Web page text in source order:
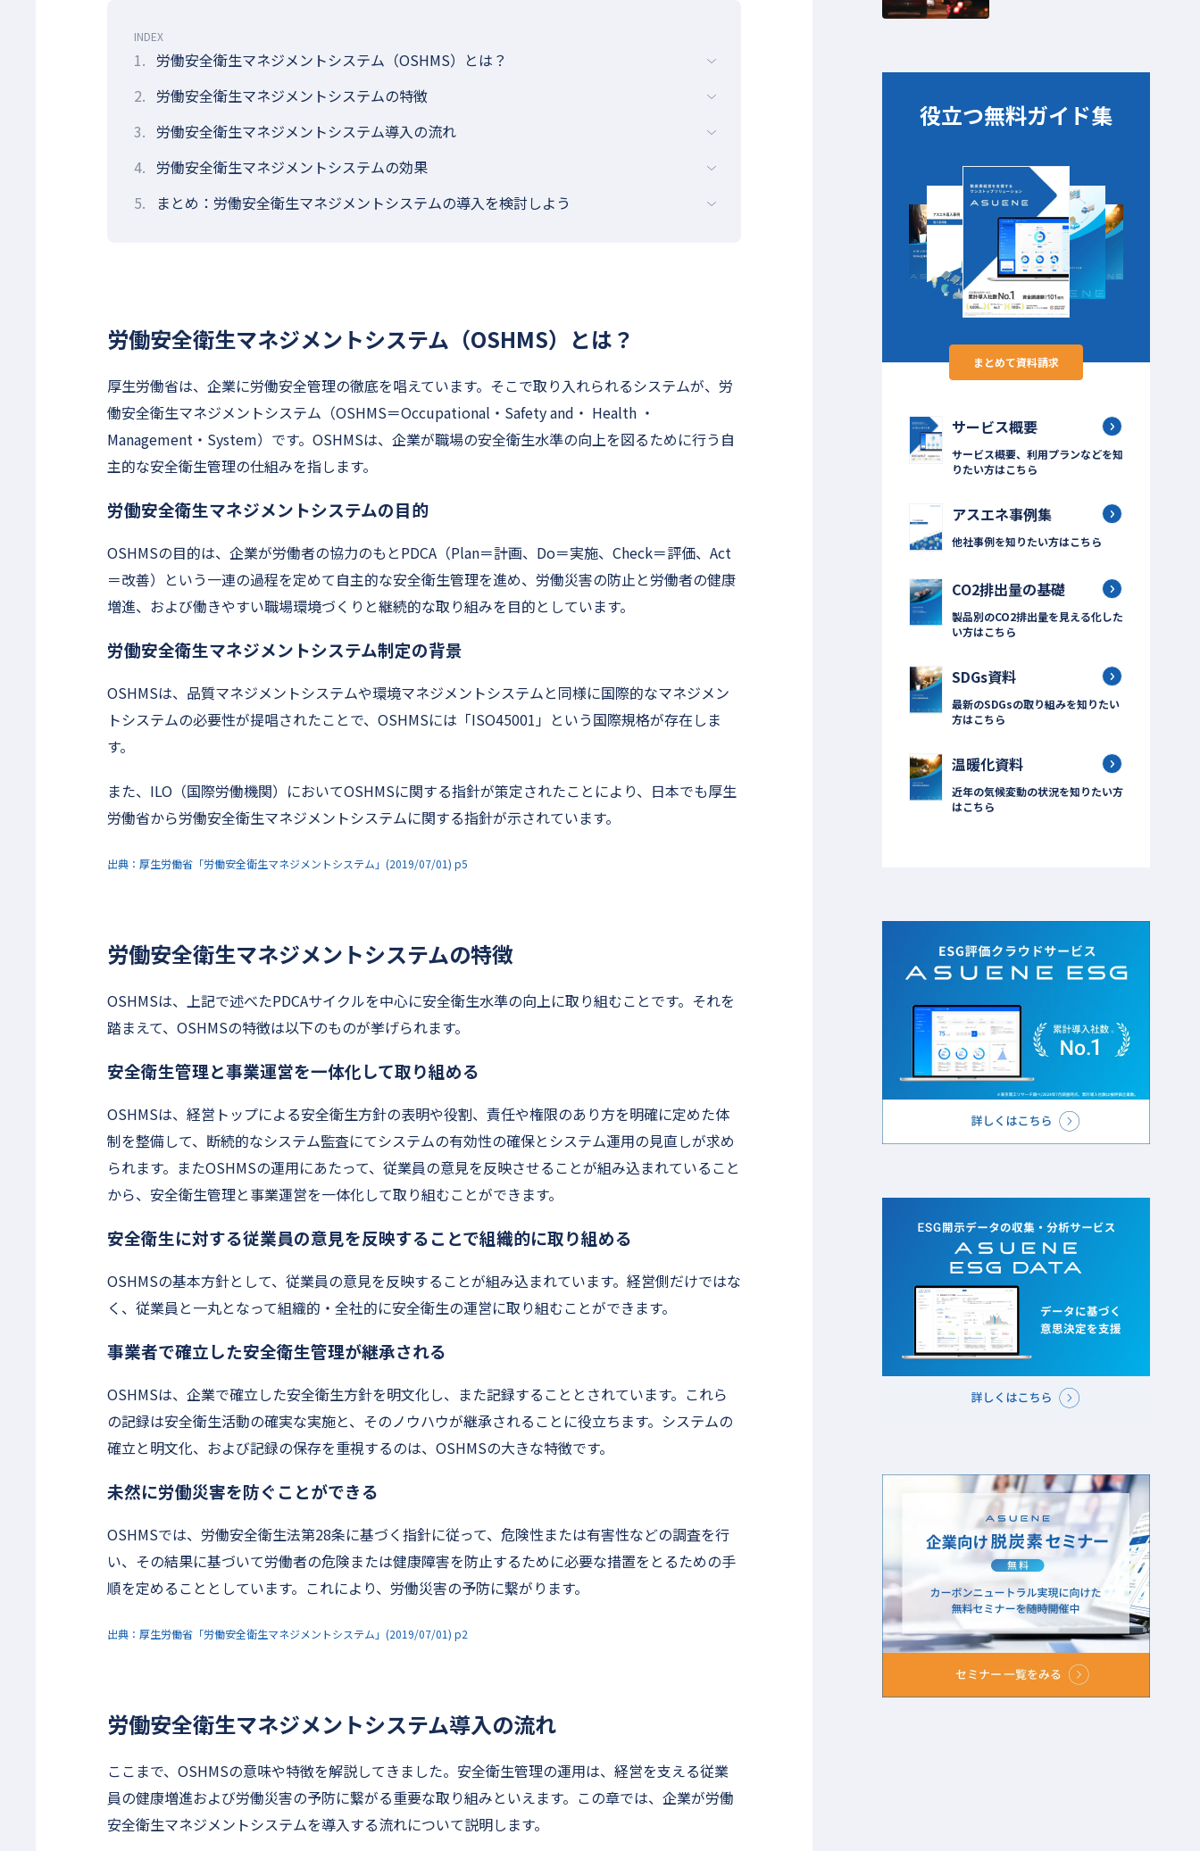
INDEX
1. 労働安全衛生マネジメントシステム（OSHMS）とは？
2. 労働安全衛生マネジメントシステムの特徴
3. 労働安全衛生マネジメントシステム導入の流れ
4. 労働安全衛生マネジメントシステムの効果
5.
まとめ：労働安全衛生マネジメントシステムの導入を検討しよう
労働安全衛生マネジメントシステム（OSHMS）とは？
厚生労働省は、企業に労働安全管理の徹底を唱えています。そこで取り入れられるシステムが、労
働安全衛生マネジメントシステム（OSHMS＝Occupational・Safety and・ Health ・
Management・System）です。OSHMSは、企業が職場の安全衛生水準の向上を図るために行う自
主的な安全衛生管理の仕組みを指します。
労働安全衛生マネジメントシステムの目的
OSHMSの目的は、企業が労働者の協力のもとPDCA（Plan＝計画、Do＝実施、Check＝評価、Act
＝改善）という一連の過程を定めて自主的な安全衛生管理を進め、労働災害の防止と労働者の健康
増進、および働きやすい職場環境づくりと継続的な取り組みを目的としています。
労働安全衛生マネジメントシステム制定の背景
OSHMSは、品質マネジメントシステムや環境マネジメントシステムと同様に国際的なマネジメン
トシステムの必要性が提唱されたことで、OSHMSには「ISO45001」という国際規格が存在しま
す。
また、ILO（国際労働機関）においてOSHMSに関する指針が策定されたことにより、日本でも厚生
労働省から労働安全衛生マネジメントシステムに関する指針が示されています。
出典：厚生労働省「労働安全衛生マネジメントシステム」(2019/07/01) p5
労働安全衛生マネジメントシステムの特徴
OSHMSは、上記で述べたPDCAサイクルを中心に安全衛生水準の向上に取り組むことです。それを
踏まえて、OSHMSの特徴は以下のものが挙げられます。
安全衛生管理と事業運営を一体化して取り組める
OSHMSは、経営トップによる安全衛生方針の表明や役割、責任や権限のあり方を明確に定めた体
制を整備して、断続的なシステム監査にてシステムの有効性の確保とシステム運用の見直しが求め
られます。またOSHMSの運用にあたって、従業員の意見を反映させることが組み込まれていること
から、安全衛生管理と事業運営を一体化して取り組むことができます。
安全衛生に対する従業員の意見を反映することで組織的に取り組める
OSHMSの基本方針として、従業員の意見を反映することが組み込まれています。経営側だけではな
く、従業員と一丸となって組織的・全社的に安全衛生の運営に取り組むことができます。
事業者で確立した安全衛生管理が継承される
OSHMSは、企業で確立した安全衛生方針を明文化し、また記録することとされています。これら
の記録は安全衛生活動の確実な実施と、そのノウハウが継承されることに役立ちます。システムの
確立と明文化、および記録の保存を重視するのは、OSHMSの大きな特徴です。
未然に労働災害を防ぐことができる
OSHMSでは、労働安全衛生法第28条に基づく指針に従って、危険性または有害性などの調査を行
い、その結果に基づいて労働者の危険または健康障害を防止するために必要な措置をとるための手
順を定めることとしています。これにより、労働災害の予防に繋がります。
出典：厚生労働省「労働安全衛生マネジメントシステム」(2019/07/01) p2
労働安全衛生マネジメントシステム導入の流れ
ここまで、OSHMSの意味や特徴を解説してきました。安全衛生管理の運用は、経営を支える従業
員の健康増進および労働災害の予防に繋がる重要な取り組みといえます。この章では、企業が労働
安全衛生マネジメントシステムを導入する流れについて説明します。
役立つ無料ガイド集​​
まとめて資料請求
サービス概要
サービス概要、利用プランなどを知
りたい方はこちら
アスエネ事例集
他社事例を知りたい方はこちら
CO2排出量の基礎
製品別のCO2排出量を見える化した
い方はこちら
SDGs資料
最新のSDGsの取り組みを知りたい
方はこちら
温暖化資料
近年の気候変動の状況を知りたい方
はこちら